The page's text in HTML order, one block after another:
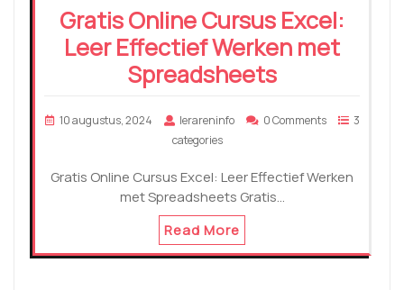
Gratis Online Cursus Excel:
Leer Effectief Werken met
Spreadsheets
10 augustus, 2024 lerareninfo 0 Comments
3
categories
Gratis Online Cursus Excel: Leer Effectief Werken
met Spreadsheets Gratis…
Read More